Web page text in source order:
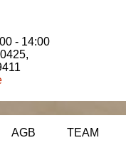
- 14:00
,
AGB
TEAM